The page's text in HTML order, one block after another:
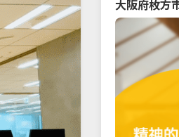
大阪府枚方